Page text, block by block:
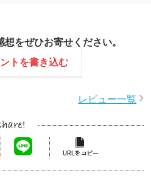
をぜひお寄せください。
トを書き込む
レビュー一覧